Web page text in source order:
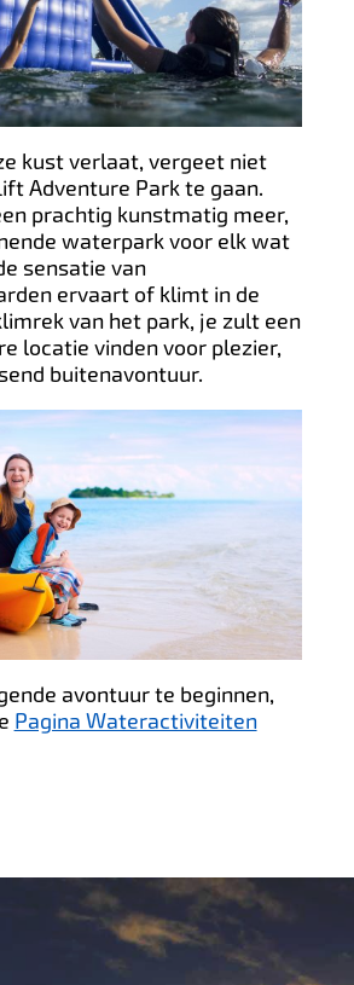
kust verlaat, vergeet niet
Adventure Park te gaan.
prachtig kunstmatig meer,
waterpark voor elk wat
sensatie van
ervaart of klimt in de
van het park, je zult een
locatie vinden voor plezier,
buitenavontuur.
avontuur te beginnen,
Pagina Wateractiviteiten